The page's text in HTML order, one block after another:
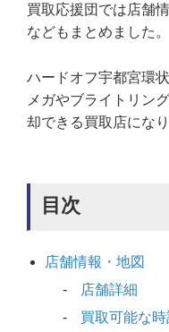
買取応援団では店舗
などもまとめました。
ハードオフ宇都宮環
メガやブライトリン
却できる買取店になり
目次
店舗情報・地図
店舗詳細
買取可能な